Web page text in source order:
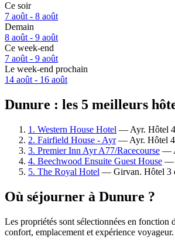
Ce soir
7 août - 8 août
Demain
8 août - 9 août
Ce week-end
7 août - 9 août
Le week-end prochain
14 août - 16 août
Dunure : les 5 meilleurs
1. Western House Hotel — Ayr. Hôtel 4
2. Fairfield House - Ayr— Ayr. Hôtel 4
3. Premier Inn Ayr A77/Racecourse —
4. Beechwood Ensuite Guest House —
5. The Royal Hotel — Girvan. Hôtel 3
Où séjourner à Dunure ?
Les propriétés sont sélectionnées en fonction
confort, emplacement et expérience